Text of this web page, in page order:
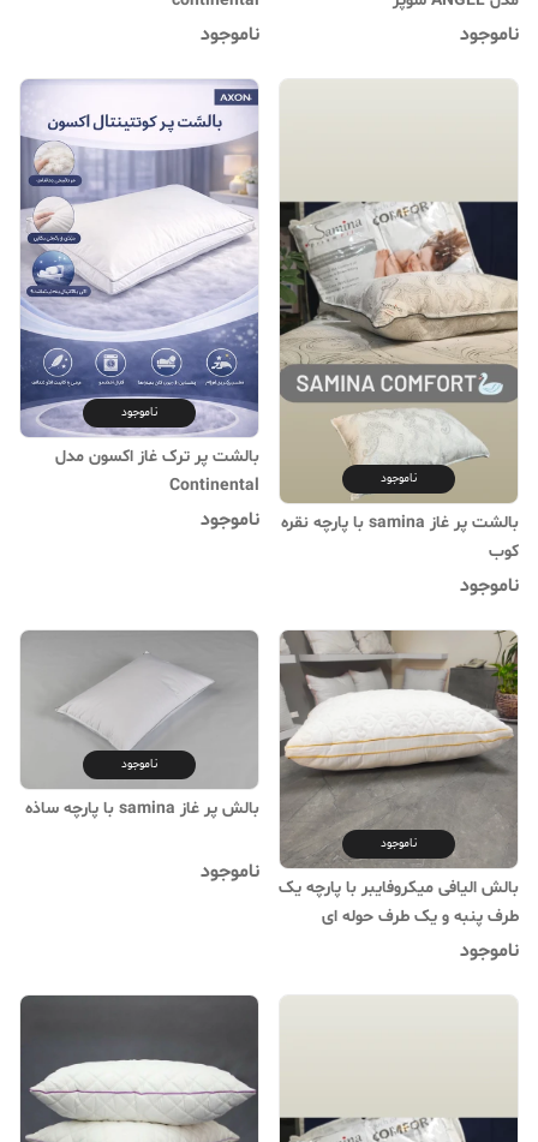
ناموجود ناموجود
ناموجود
بالشت پر غاز samina با پارچه نقره
کوب
ناموجود
ناموجود
بالشت پر ترک غاز اکسون مدل
Continental
ناموجود
ناموجود
بالش الیافی میکروفایبر با پارچه یک
طرف پنبه و یک طرف حوله ای
گلدوزی شده
ناموجود
ناموجود
بالش پر غاز samina با پارچه ساذه
ناموجود